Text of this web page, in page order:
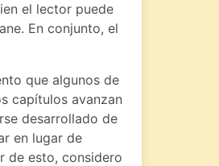
el lector puede
En conjunto, el
que algunos de
capítulos avanzan
desarrollado de
en lugar de
de esto, considero